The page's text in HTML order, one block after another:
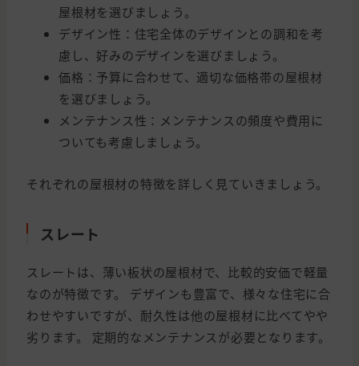
屋根材を選びましょう。
デザイン性：住宅全体のデザインとの調和を考
慮し、好みのデザインを選びましょう。
価格：予算に合わせて、適切な価格帯の屋根材
を選びましょう。
メンテナンス性：メンテナンスの頻度や費用に
ついても考慮しましょう。
それぞれの屋根材の特徴を詳しく見ていきましょう。
スレート
スレートは、薄い板状の屋根材で、比較的安価で軽量
なのが特徴です。 デザインも豊富で、様々な住宅に合
わせやすいですが、耐久性は他の屋根材に比べてやや
劣ります。 定期的なメンテナンスが必要となります。